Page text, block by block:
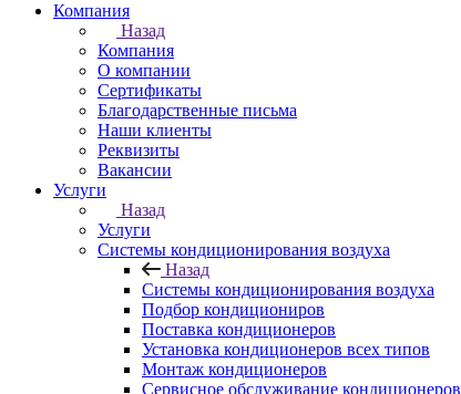
Компания
Назад
Компания
О компании
Сертификаты
Благодарственные письма
Наши клиенты
Реквизиты
Вакансии
Услуги
Назад
Услуги
Системы кондиционирования воздуха
Назад
Системы кондиционирования воздуха
Подбор кондициониров
Поставка кондиционеров
Установка кондиционеров всех типов
Монтаж кондиционеров
Сервисное обслуживание кондиционеров